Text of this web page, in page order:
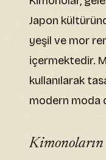
Japon
yeşil ve mor
içermektedir.
kullanılarak
modern moda
Kimonoların